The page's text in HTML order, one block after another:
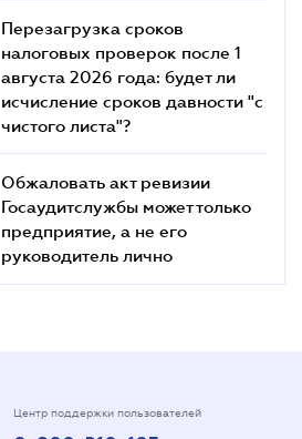
Перезагрузка сроков
налоговых проверок после 1
августа 2026 года: будет ли
исчисление сроков давности "с
чистого листа"?
Обжаловать акт ревизии
Госаудитслужбы может только
предприятие, а не его
руководитель лично
Центр поддержки пользователей